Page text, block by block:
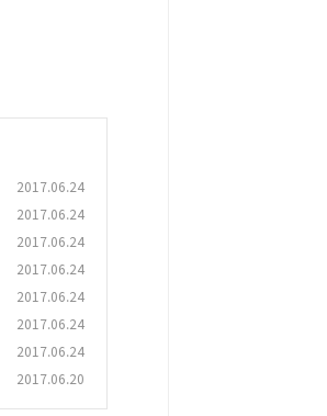
2017.06.24
2017.06.24
2017.06.24
2017.06.24
2017.06.24
2017.06.24
2017.06.24
2017.06.20